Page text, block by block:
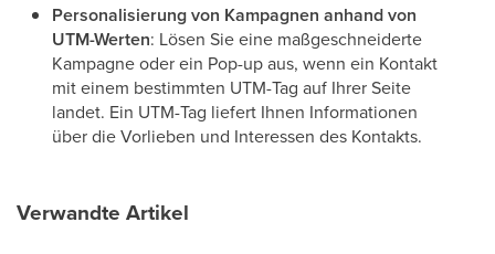
Personalisierung von Kampagnen anhand von
UTM-Werten: Lösen Sie eine maßgeschneiderte
Kampagne oder ein Pop-up aus, wenn ein Kontakt
mit einem bestimmten UTM-Tag auf Ihrer Seite
landet. Ein UTM-Tag liefert Ihnen Informationen
über die Vorlieben und Interessen des Kontakts.
Verwandte Artikel